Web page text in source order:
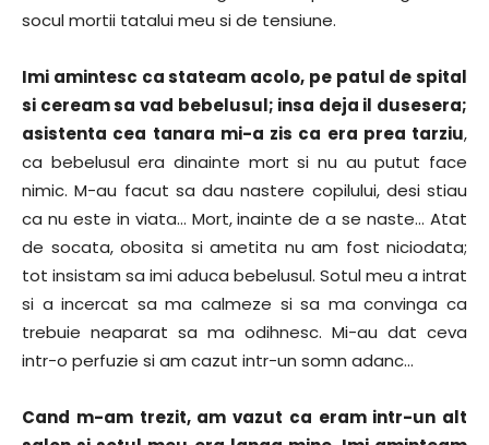
socul mortii tatalui meu si de tensiune.
Imi amintesc ca stateam acolo, pe patul de spital
si ceream sa vad bebelusul; insa deja il dusesera;
asistenta cea tanara mi-a zis ca era prea tarziu,
ca bebelusul era dinainte mort si nu au putut face
nimic. M-au facut sa dau nastere copilului, desi stiau
ca nu este in viata… Mort, inainte de a se naste… Atat
de socata, obosita si ametita nu am fost niciodata;
tot insistam sa imi aduca bebelusul. Sotul meu a intrat
si a incercat sa ma calmeze si sa ma convinga ca
trebuie neaparat sa ma odihnesc. Mi-au dat ceva
intr-o perfuzie si am cazut intr-un somn adanc…
Cand m-am trezit, am vazut ca eram intr-un alt